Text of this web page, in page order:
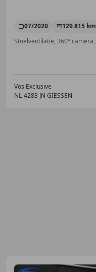
07/2020 129.815 km
Vos Exclusive
NL-4283 JN GIESSEN